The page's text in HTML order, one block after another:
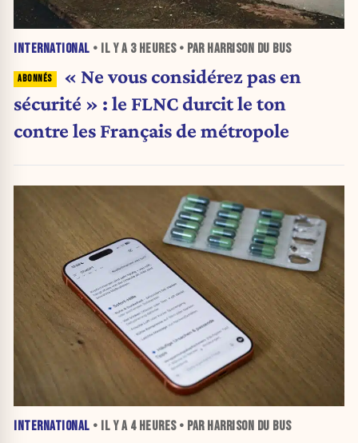
INTERNATIONAL • IL Y A 3 HEURES• PAR HARRISON DU BUS
« Ne vous considérez pas en
sécurité » : le FLNC durcit le ton
contre les Français de métropole
INTERNATIONAL • IL Y A 4 HEURES• PAR HARRISON DU BUS